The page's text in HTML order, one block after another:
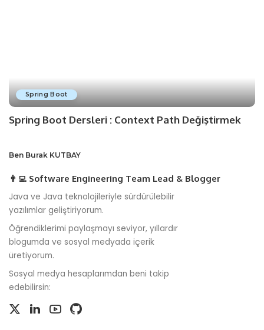
Spring Boot
Spring Boot Dersleri : Context Path Değiştirmek
Ben Burak KUTBAY
👨‍💻 Software Engineering Team Lead & Blogger
Java ve Java teknolojileriyle sürdürülebilir
yazılımlar geliştiriyorum.
Öğrendiklerimi paylaşmayı seviyor, yıllardır
blogumda ve sosyal medyada içerik
üretiyorum.
Sosyal medya hesaplarımdan beni takip
edebilirsin: